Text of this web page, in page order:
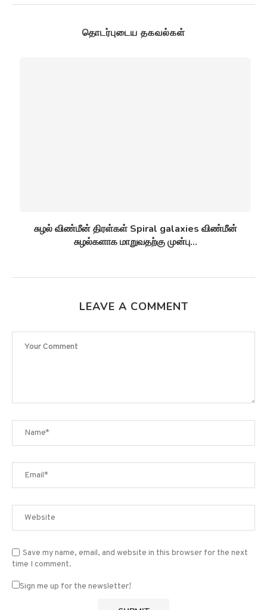
தொடர்புடைய தகவல்கள்
சுழல் விண்மீன் திரள்கள் Spiral galaxies விண்மீன்
சுழல்களாக மாறுவதற்கு முன்பு...
LEAVE A COMMENT
time I comment.